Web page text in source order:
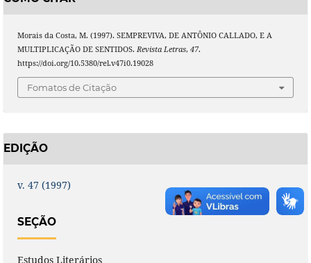
Morais da Costa, M. (1997). SEMPREVIVA, DE ANTÔNIO CALLADO, E A
MULTIPLICAÇÃO DE SENTIDOS. Revista Letras, 47.
https://doi.org/10.5380/rel.v47i0.19028
Fomatos de Citação
EDIÇÃO
v. 47 (1997)
SEÇÃO
Estudos Literários